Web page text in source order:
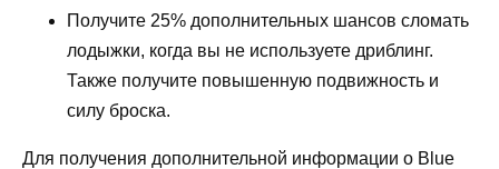
Получите 25% дополнительных шансов сломать
лодыжки, когда вы не используете дриблинг.
Также получите повышенную подвижность и
силу броска.
Для получения дополнительной информации о Blue